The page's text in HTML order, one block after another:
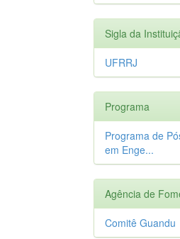
Sigla da
UFRRJ
Programa
Programa de
em Enge...
Agência de
Comitê Guandu